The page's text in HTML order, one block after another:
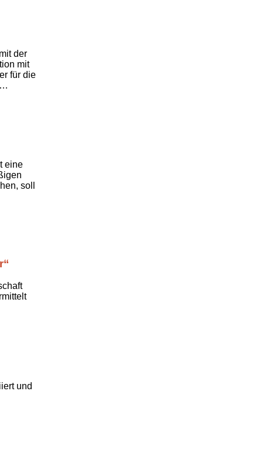
der
mit
für die
eine
soll
und